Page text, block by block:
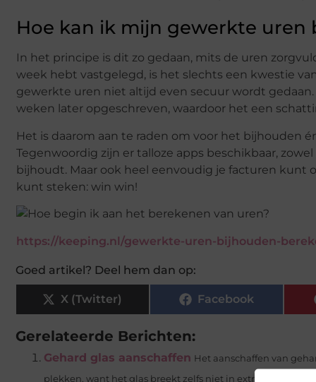
Hoe kan ik mijn gewerkte uren
In het principe is dit zo gedaan, mits de uren
week hebt vastgelegd, is het slechts een kwestie
gewerkte uren niet altijd even secuur wordt
weken later opgeschreven, waardoor het een
Het is daarom aan te raden om voor het bijhouden
Tegenwoordig zijn er talloze apps beschikbaar,
bijhoudt. Maar ook heel eenvoudig je facturen kunt
kunt steken: win win!
https://keeping.nl/gewerkte-uren-bijhouden-
Goed artikel? Deel hem dan op:
X (Twitter) Facebook
Gerelateerde Berichten:
Gehard glas aanschaffen Het aanschaffen van
plekken, want het glas breekt zelfs niet in extreem...